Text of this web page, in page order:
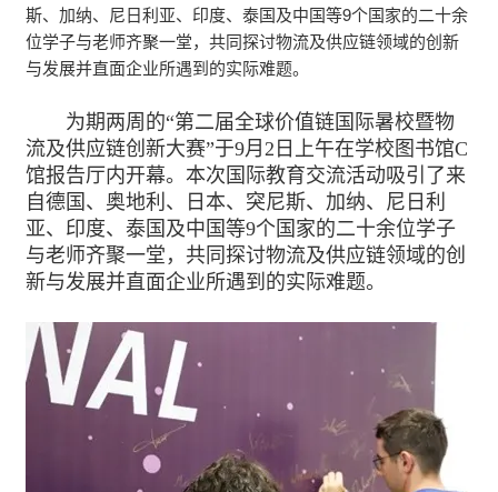
斯、加纳、尼日利亚、印度、泰国及中国等9个国家的二十余
位学子与老师齐聚一堂，共同探讨物流及供应链领域的创新
与发展并直面企业所遇到的实际难题。
为期两周的“第二届全球价值链国际暑校暨物
流及供应链创新大赛”于9月2日上午在学校图书馆C
馆报告厅内开幕。本次国际教育交流活动吸引了来
自德国、奥地利、日本、突尼斯、加纳、尼日利
亚、印度、泰国及中国等9个国家的二十余位学子
与老师齐聚一堂，共同探讨物流及供应链领域的创
新与发展并直面企业所遇到的实际难题。